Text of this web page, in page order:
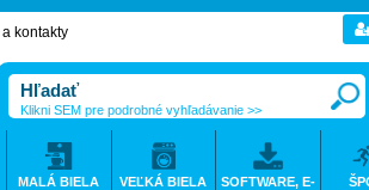
kontakty
Klikni SEM pre podrobné vyhľadávanie >>
MALÁ BIELA
VEĽKÁ BIELA
SOFTWARE, E-